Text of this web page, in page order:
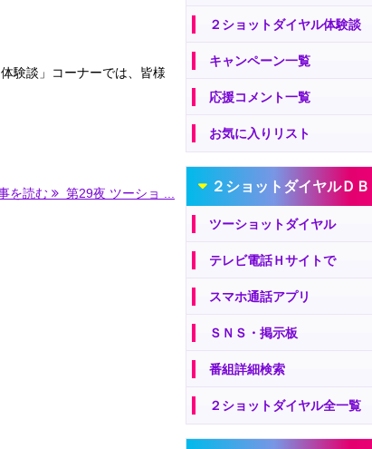
験談」コーナーでは、皆様
を読む 第29夜 ツーショ ...
２ショットダイヤル体験談
キャンペーン一覧
応援コメント一覧
お気に入りリスト
２ショットダイヤルＤＢ
ツーショットダイヤル
テレビ電話Ｈサイトで
スマホ通話アプリ
ＳＮＳ・掲示板
番組詳細検索
２ショットダイヤル全一覧